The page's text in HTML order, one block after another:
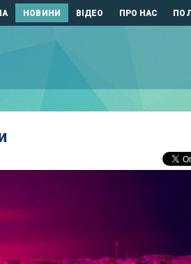
НОВИНИ ВІДЕО ПРО НАС